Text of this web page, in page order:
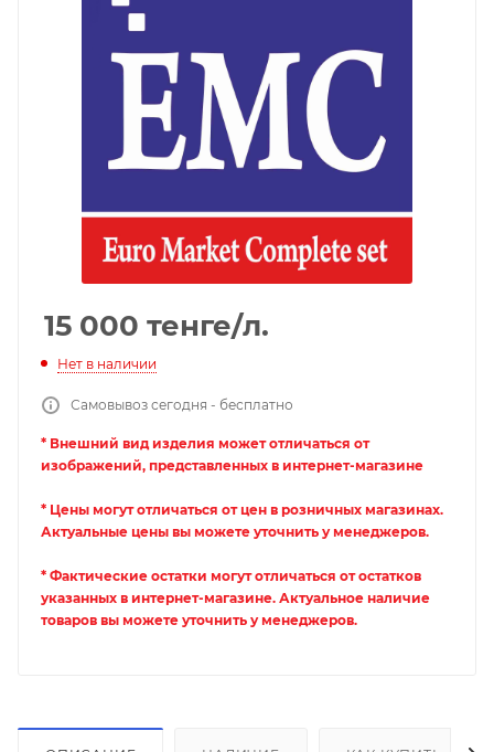
15 000 тенге/л.
Нет в наличии
Самовывоз сегодня - бесплатно
* Внешний вид изделия может отличаться от
изображений, представленных в интернет-магазине
* Цены могут отличаться от цен в розничных магазинах.
Актуальные цены вы можете уточнить у менеджеров.
* Фактические остатки могут отличаться от остатков
указанных в интернет-магазине. Актуальное наличие
товаров вы можете уточнить у менеджеров.